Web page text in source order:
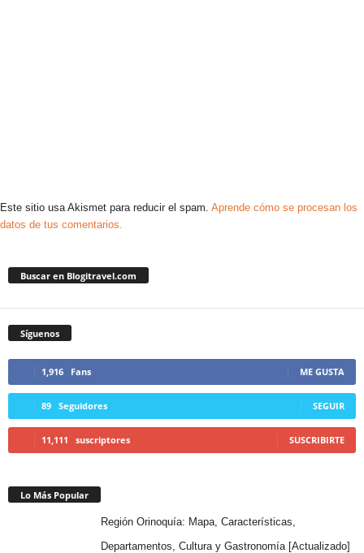
Este sitio usa Akismet para reducir el spam. Aprende cómo se procesan los
datos de tus comentarios.
Buscar en Blogitravel.com
Síguenos
1,916 Fans ME GUSTA
89 Seguidores SEGUIR
11,111 suscriptores SUSCRIBIRTE
Lo Más Popular
Región Orinoquía: Mapa, Características,
Departamentos, Cultura y Gastronomía [Actualizado]